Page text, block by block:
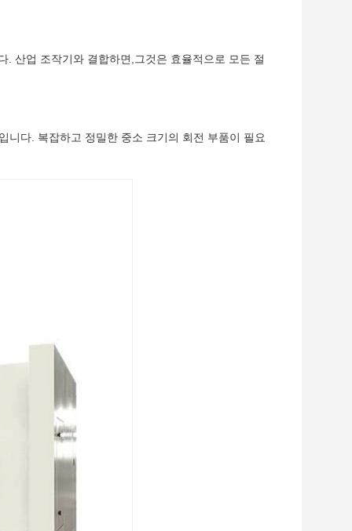
산업 조작기와 결합하면,그것은 효율적으로 모든 절
니다. 복잡하고 정밀한 중소 크기의 회전 부품이 필요